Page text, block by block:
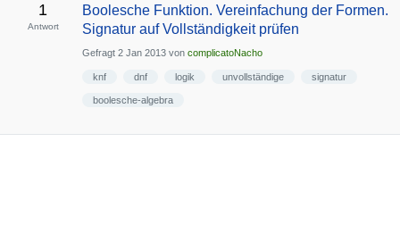
1
Antwort
Boolesche Funktion. Vereinfachung der Formen.
Signatur auf Vollständigkeit prüfen
Gefragt 2 Jan 2013 von complicatoNacho
knf dnf logik unvollständige signatur
boolesche-algebra